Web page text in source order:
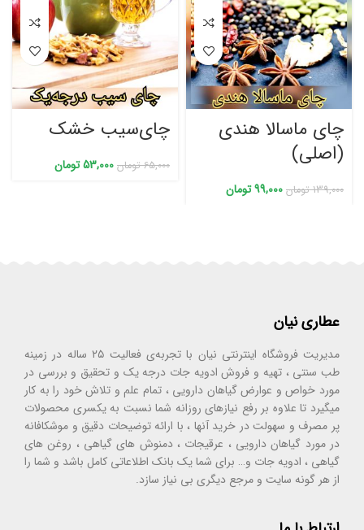
چای ماسالا هندی
(اصلی)
139,000 تومان 99,000تومان
چای‌سیب خشک
65,000 تومان 53,000تومان
عطاری نیان
مدیریت فروشگاه اینترنتی نیان با تجربه‌ی فعالیت ۲۵ ساله در زمینه
طب سنتی ، تهیه و فروش ادویه جات درجه یک و تحقیق و بررسی در
مورد خواص و عوارض گیاهان دارویی ، تمام علم و تلاش خود را به کار
میگیرد تا علاوه بر رفع نیازهای روزانه شما نسبت به یکسری محصولات
پر مصرف و سهولت در خرید آنها ، با ارائه توضیحات دقیق و موشکافانه
در مورد گیاهان دارویی ، عرقیجات ، دمنوش های گیاهی ، روغن های
گیاهی ، ادویه جات و… برای شما یک بانک اطلاعاتی کامل باشد و شما را
از هر گونه سایت و مرجع دیگری بی نیاز سازد.